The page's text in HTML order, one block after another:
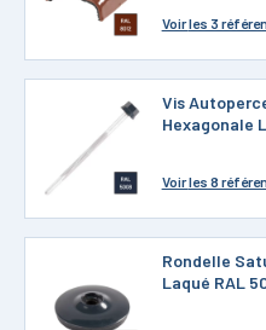
Voirles 3
Vis
Hexagonale
Voirles 8
Rondelle
Laqué RAL